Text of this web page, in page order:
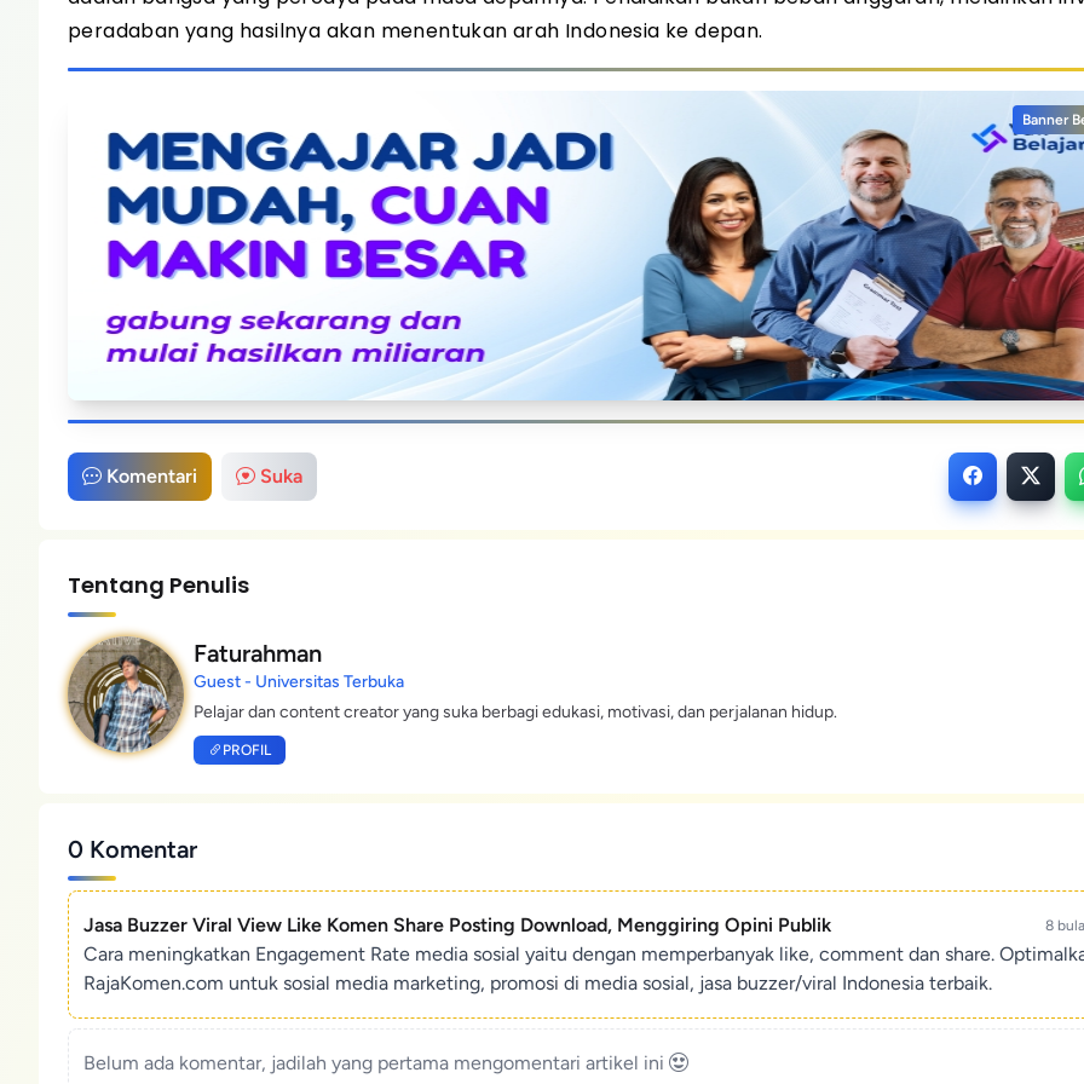
peradaban yang hasilnya akan menentukan arah Indonesia ke depan.
Banner
Komentari Suka
Tentang Penulis
Faturahman
Guest - Universitas Terbuka
Pelajar dan content creator yang suka berbagi edukasi, motivasi, dan perjalanan hidup.
PROFIL
0 Komentar
Jasa Buzzer Viral View Like Komen Share Posting Download, Menggiring Opini Publik 8
Cara meningkatkan Engagement Rate media sosial yaitu dengan memperbanyak like, comment dan share.
RajaKomen.com untuk sosial media marketing, promosi di media sosial, jasa buzzer/viral Indonesia terbaik.
Belum ada komentar, jadilah yang pertama mengomentari artikel ini